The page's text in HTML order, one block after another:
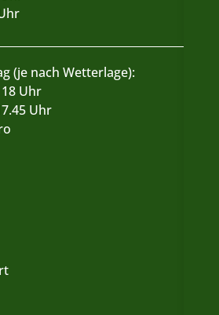
(je nach Wetterlage):
Uhr
Uhr